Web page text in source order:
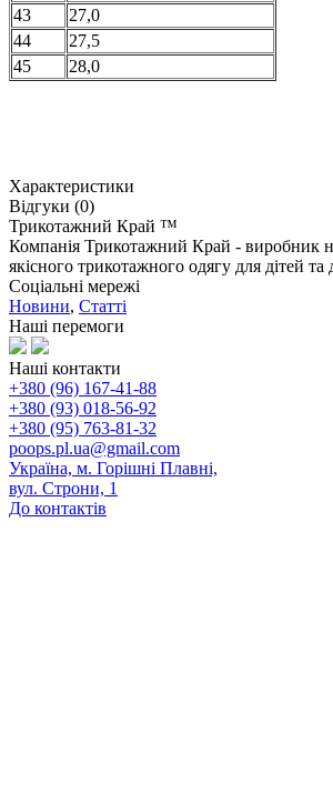
43
27,0
44
27,5
45
28,0
Характеристики
Відгуки (0)
Трикотажний Край ™
Компанія Трикотажний Край - виробник
якісного трикотажного одягу для дітей та
Соціальні мережі
Новини, Статті
Наші перемоги
Наші контакти
+380 (96) 167-41-88
+380 (93) 018-56-92
+380 (95) 763-81-32
poops.pl.ua@gmail.com
Україна, м. Горішні Плавні,
вул. Строни, 1
До контактів